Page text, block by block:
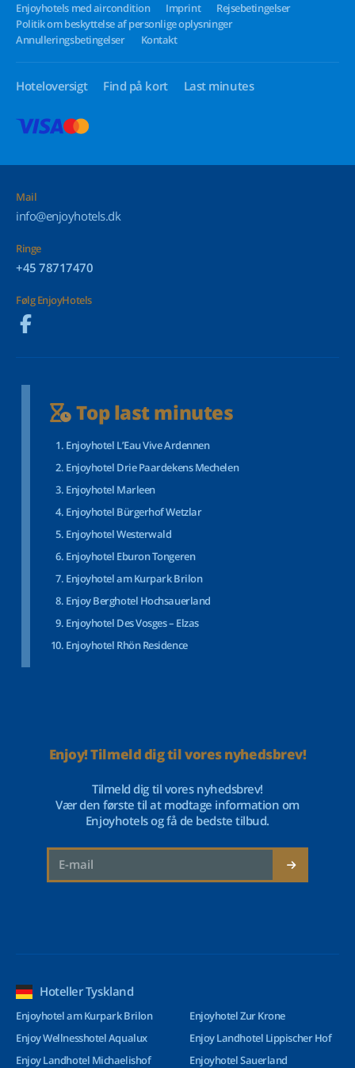
Enjoyhotels med aircondition
Imprint
Rejsebetingelser
Politik om beskyttelse af personlige oplysninger
Annulleringsbetingelser
Kontakt
Hoteloversigt Find på kort Last minutes
Mail
info@enjoyhotels.dk
Ringe
+45 78717470
Følg EnjoyHotels
Top last minutes
Enjoyhotel L’Eau Vive Ardennen
Enjoyhotel Drie Paardekens Mechelen
Enjoyhotel Marleen
Enjoyhotel Bürgerhof Wetzlar
Enjoyhotel Westerwald
Enjoyhotel Eburon Tongeren
Enjoyhotel am Kurpark Brilon
Enjoy Berghotel Hochsauerland
Enjoyhotel Des Vosges – Elzas
Enjoyhotel Rhön Residence
Enjoy! Tilmeld dig til vores nyhedsbrev!
Tilmeld dig til vores nyhedsbrev!
Vær den første til at modtage information om
Enjoyhotels og få de bedste tilbud.
Hoteller Tyskland
Enjoyhotel am Kurpark Brilon
Enjoy Wellnesshotel Aqualux
Enjoy Landhotel Michaelishof
Enjoyhotel Zur Krone
Enjoy Landhotel Lippischer Hof
Enjoyhotel Sauerland